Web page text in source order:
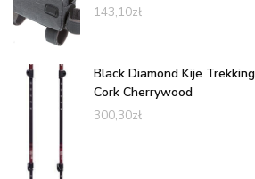
143,10zł
Black Diamond Kije
Cork Cherrywood
300,30zł